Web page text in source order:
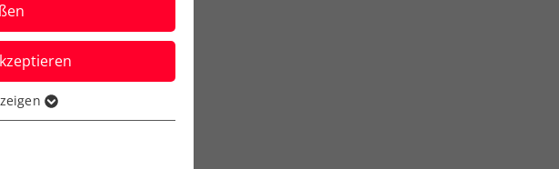
Funktionen der
dass die Webseite